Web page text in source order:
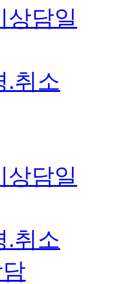
상담일
.취소
상담일
.취소